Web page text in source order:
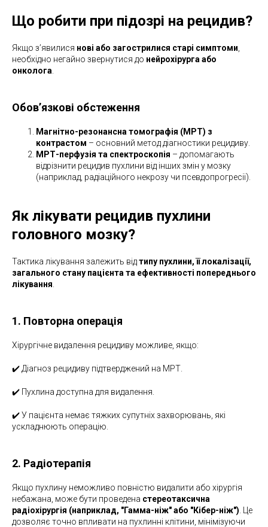
Що робити при підозрі на рецидив?
Якщо з’явилися нові або загострилися старі симптоми
необхідно негайно звернутися до нейрохірурга або
онколога
Обов’язкові обстеження
Магнітно-резонансна томографія (МРТ) з
контрастом – основний метод діагностики рецидиву.
МРТ-перфузія та спектроскопія – допомагають
відрізнити рецидив пухлини від інших змін у мозку
(наприклад, радіаційного некрозу чи псевдопрогресії).
Як лікувати рецидив пухлини
головного мозку?
Тактика лікування залежить відтипу пухлини, її локалізації,
загального стану пацієнта та ефективності попереднього
лікування
1. Повторна операція
Хірургічне видалення рецидиву можливе, якщо:
✔️ Діагноз рецидиву підтверджений на МРТ.
✔️ Пухлина доступна для видалення.
✔️ У пацієнта немає тяжких супутніх захворювань, які
ускладнюють операцію.
2. Радіотерапія
Якщо пухлину неможливо повністю видалити або хірургія
небажана, може бути проведена стереотаксична
радіохірургія (наприклад, "Гамма-ніж" або "Кібер-ніж") . Це
дозволяє точно впливати на пухлинні клітини, мінімізуючи